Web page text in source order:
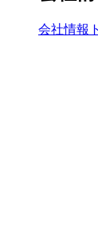
会社情報